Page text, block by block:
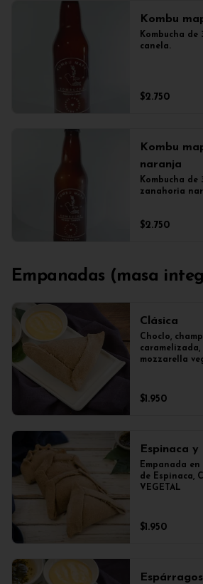
Kombu
Kombucha de
canela.
$2.750
Kombu
naranja
Kombucha de
zanahoria
$2.750
Empanadas (masa
Clásica
Choclo,
mozzarella
$1.950
Espinaca y
Empanada
de Espinaca,
VEGETAL
$1.950
Espárragos